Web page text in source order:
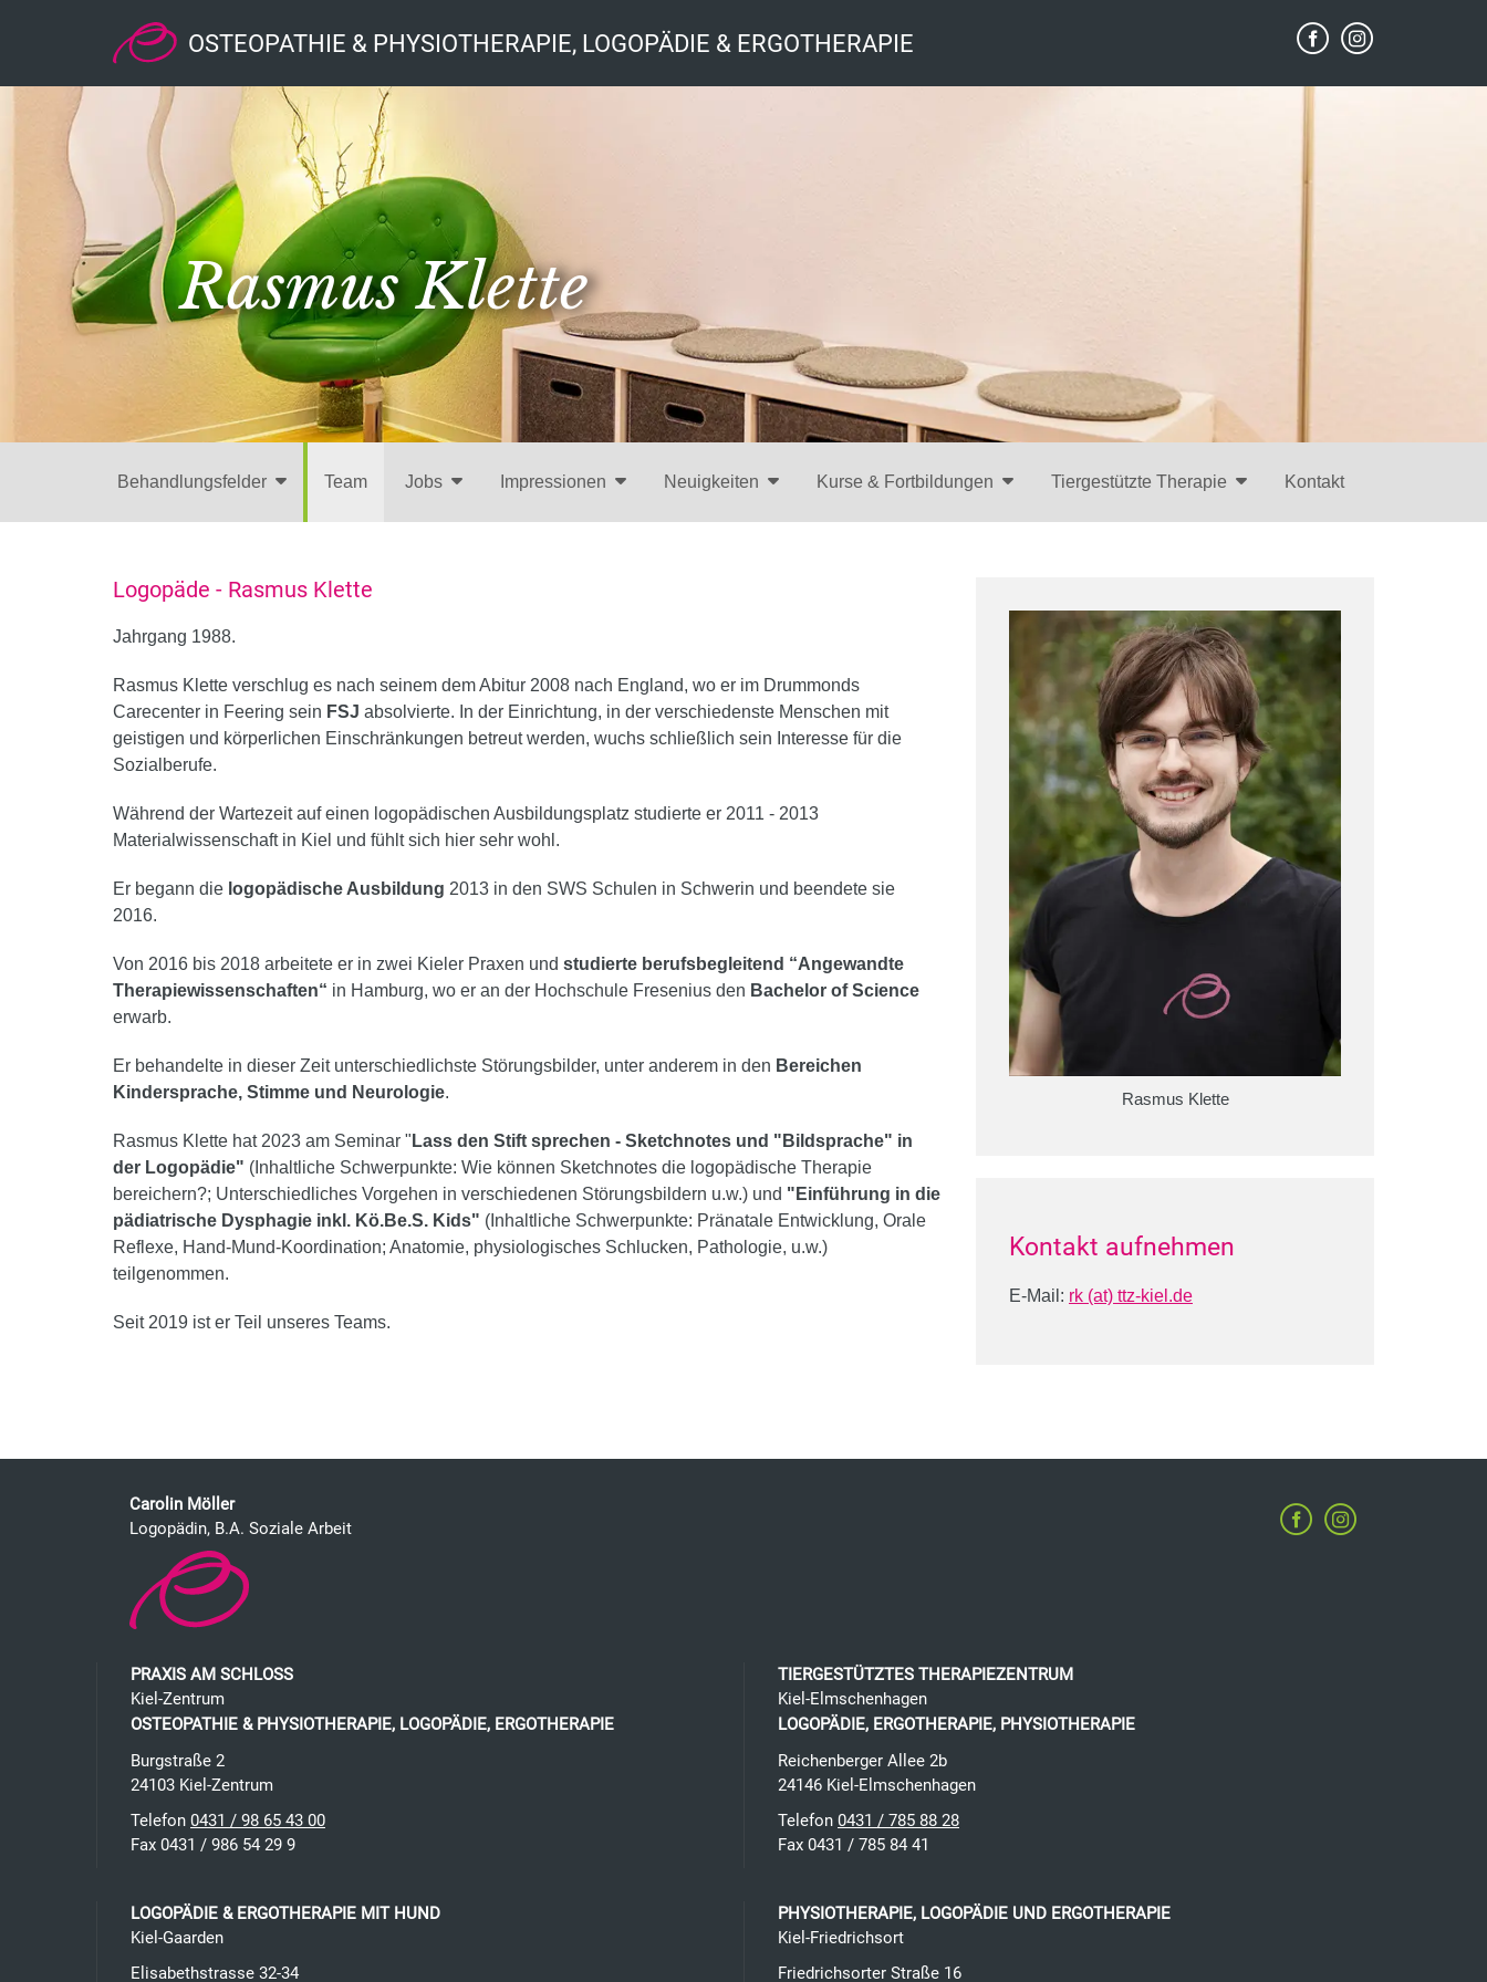
OSTEOPATHIE & PHYSIOTHERAPIE, LOGOPÄDIE & ERGOTHERAPIE
Rasmus Klette
Behandlungsfelder Team Jobs Impressionen Neuigkeiten Kurse & Fortbildungen Tiergestützte Therapie Kontakt
Logopäde - Rasmus Klette
Jahrgang 1988.
Rasmus Klette verschlug es nach seinem dem Abitur 2008 nach England, wo er im Drummonds
Carecenter in Feering sein FSJ absolvierte. In der Einrichtung, in der verschiedenste Menschen mit
geistigen und körperlichen Einschränkungen betreut werden, wuchs schließlich sein Interesse für die
Sozialberufe.
Während der Wartezeit auf einen logopädischen Ausbildungsplatz studierte er 2011 - 2013
Materialwissenschaft in Kiel und fühlt sich hier sehr wohl.
Er begann die logopädische Ausbildung 2013 in den SWS Schulen in Schwerin und beendete sie
2016.
Von 2016 bis 2018 arbeitete er in zwei Kieler Praxen und studierte berufsbegleitend “Angewandte
Therapiewissenschaften“ in Hamburg, wo er an der Hochschule Fresenius den Bachelor of Science
erwarb.
Er behandelte in dieser Zeit unterschiedlichste Störungsbilder, unter anderem in den Bereichen
Kindersprache, Stimme und Neurologie.
Rasmus Klette hat 2023 am Seminar " Lass den Stift sprechen - Sketchnotes und "Bildsprache" in
der Logopädie" (Inhaltliche Schwerpunkte: Wie können Sketchnotes die logopädische Therapie
bereichern?; Unterschiedliches Vorgehen in verschiedenen Störungsbildern u.w.) und "Einführung in die
pädiatrische Dysphagie inkl. Kö.Be.S. Kids" (Inhaltliche Schwerpunkte: Pränatale Entwicklung, Orale
Reflexe, Hand-Mund-Koordination; Anatomie, physiologisches Schlucken, Pathologie, u.w.)
teilgenommen.
Seit 2019 ist er Teil unseres Teams.
Rasmus Klette
Kontakt aufnehmen
E-Mail: rk (at) ttz-kiel.de
Carolin Möller
Logopädin, B.A. Soziale Arbeit
PRAXIS AM SCHLOSS
Kiel-Zentrum
OSTEOPATHIE & PHYSIOTHERAPIE, LOGOPÄDIE, ERGOTHERAPIE
Burgstraße 2
24103 Kiel -Zentrum
Telefon 0431 / 98 65 43 00
Fax 0431 / 986 54 29 9
TIERGESTÜTZTES THERAPIEZENTRUM
Kiel-Elmschenhagen
LOGOPÄDIE, ERGOTHERAPIE, PHYSIOTHERAPIE
Reichenberger Allee 2b
24146 Kiel -Elmschenhagen
Telefon 0431 / 785 88 28
Fax 0431 / 785 84 41
LOGOPÄDIE & ERGOTHERAPIE MIT HUND
Kiel-Gaarden
Elisabethstrasse 32-34
PHYSIOTHERAPIE, LOGOPÄDIE UND ERGOTHERAPIE
Kiel-Friedrichsort
Friedrichsorter Straße 16